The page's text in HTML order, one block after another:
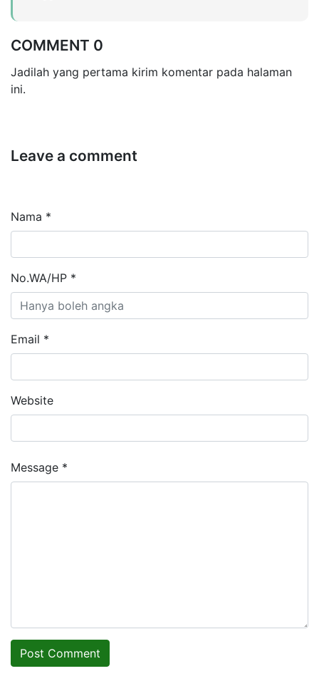
COMMENT 0
Jadilah yang pertama kirim komentar pada halaman
ini.
Leave a comment
Nama *
No.WA/HP *
Email *
Website
Message *